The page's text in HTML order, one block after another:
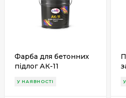
Фарба для бетонних
підлог АК-11
У НАЯВНОСТІ